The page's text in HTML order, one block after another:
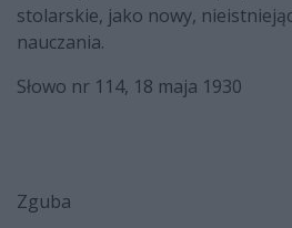
stolarskie, jako nowy,
nauczania.
Słowo nr 114, 18 maja 1930
Zguba